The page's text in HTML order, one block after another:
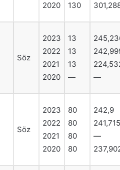
2020
130
Söz
2023
2022
2021
2020
13
13
13
—
—
Söz
2023
2022
2021
2020
80
80
80
80
242,9
241,715
—